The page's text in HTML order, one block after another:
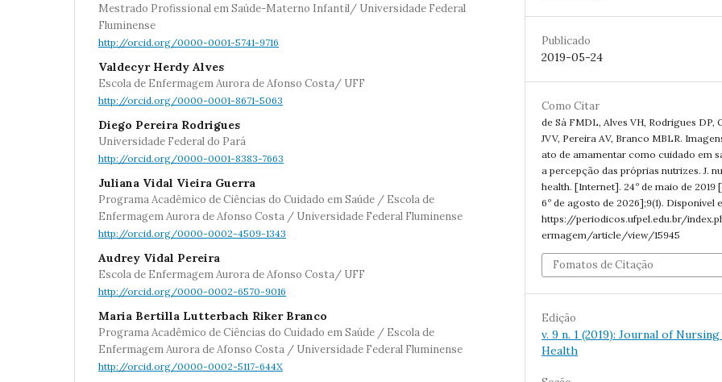
Mestrado Profissional em Saúde-Materno Infantil/ Universidade Federal
Fluminense
http://orcid.org/0000-0001-5741-9716
Valdecyr Herdy Alves
Escola de Enfermagem Aurora de Afonso Costa/ UFF
http://orcid.org/0000-0001-8671-5063
Diego Pereira Rodrigues
Universidade Federal do Pará
http://orcid.org/0000-0001-8383-7663
Juliana Vidal Vieira Guerra
Programa Acadêmico de Ciências do Cuidado em Saúde / Escola de
Enfermagem Aurora de Afonso Costa / Universidade Federal Fluminense
http://orcid.org/0000-0002-4509-1343
Audrey Vidal Pereira
Escola de Enfermagem Aurora de Afonso Costa/ UFF
http://orcid.org/0000-0002-6570-9016
Maria Bertilla Lutterbach Riker Branco
Programa Acadêmico de Ciências do Cuidado em Saúde / Escola de
Enfermagem Aurora de Afonso Costa / Universidade Federal Fluminense
http://orcid.org/0000-0002-5117-644X
Publicado
2019-05-24
Como Citar
de Sá FMDL, Alves VH, Rodrigues DP,
JVV, Pereira AV, Branco MBLR.
ato de amamentar como cuidado em
a percepção das próprias nutrizes. J.
health. [Internet]. 24º de maio de 2019
6º de agosto de 2026];9(1). Disponível
https://periodicos.ufpel.edu.br/
ermagem/article/view/15945
Fomatos de Citação
Edição
v. 9 n. 1 (2019): Journal of Nursing
Health